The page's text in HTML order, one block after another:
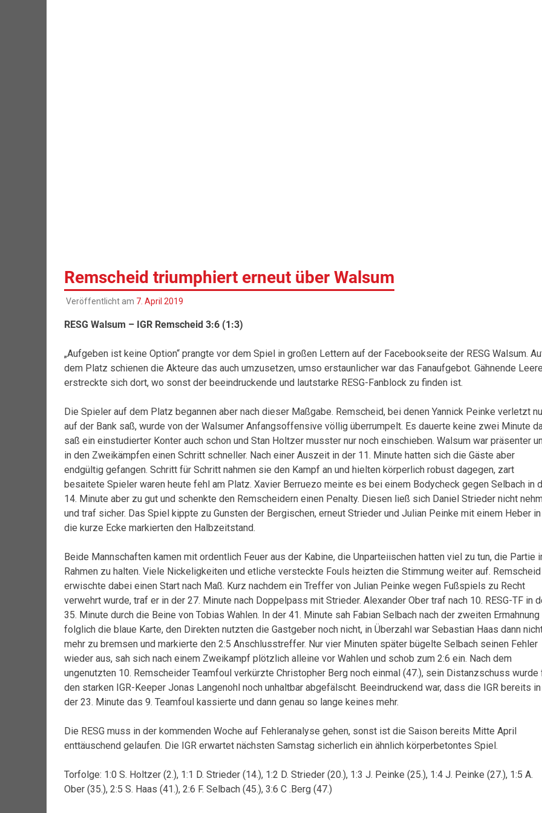
Remscheid triumphiert erneut über Walsum
Veröffentlicht am 7. April 2019
RESG Walsum – IGR Remscheid 3:6 (1:3)
„Aufgeben ist keine Option“ prangte vor dem Spiel in großen Lettern auf der Facebookseite der RESG Walsum.
dem Platz schienen die Akteure das auch umzusetzen, umso erstaunlicher war das Fanaufgebot. Gähnende Leere
erstreckte sich dort, wo sonst der beeindruckende und lautstarke RESG-Fanblock zu finden ist.
Die Spieler auf dem Platz begannen aber nach dieser Maßgabe. Remscheid, bei denen Yannick Peinke verletzt
auf der Bank saß, wurde von der Walsumer Anfangsoffensive völlig überrumpelt. Es dauerte keine zwei Minute
saß ein einstudierter Konter auch schon und Stan Holtzer musster nur noch einschieben. Walsum war präsenter
in den Zweikämpfen einen Schritt schneller. Nach einer Auszeit in der 11. Minute hatten sich die Gäste aber
endgültig gefangen. Schritt für Schritt nahmen sie den Kampf an und hielten körperlich robust dagegen, zart
besaitete Spieler waren heute fehl am Platz. Xavier Berruezo meinte es bei einem Bodycheck gegen Selbach in
14. Minute aber zu gut und schenkte den Remscheidern einen Penalty. Diesen ließ sich Daniel Strieder nicht
und traf sicher. Das Spiel kippte zu Gunsten der Bergischen, erneut Strieder und Julian Peinke mit einem Heber in
die kurze Ecke markierten den Halbzeitstand.
Beide Mannschaften kamen mit ordentlich Feuer aus der Kabine, die Unparteiischen hatten viel zu tun, die Partie
Rahmen zu halten. Viele Nickeligkeiten und etliche versteckte Fouls heizten die Stimmung weiter auf. Remscheid
erwischte dabei einen Start nach Maß. Kurz nachdem ein Treffer von Julian Peinke wegen Fußspiels zu Recht
verwehrt wurde, traf er in der 27. Minute nach Doppelpass mit Strieder. Alexander Ober traf nach 10. RESG-TF in
35. Minute durch die Beine von Tobias Wahlen. In der 41. Minute sah Fabian Selbach nach der zweiten Ermahnung
folglich die blaue Karte, den Direkten nutzten die Gastgeber noch nicht, in Überzahl war Sebastian Haas dann
mehr zu bremsen und markierte den 2:5 Anschlusstreffer. Nur vier Minuten später bügelte Selbach seinen Fehler
wieder aus, sah sich nach einem Zweikampf plötzlich alleine vor Wahlen und schob zum 2:6 ein. Nach dem
ungenutzten 10. Remscheider Teamfoul verkürzte Christopher Berg noch einmal (47.), sein Distanzschuss wurde
den starken IGR-Keeper Jonas Langenohl noch unhaltbar abgefälscht. Beeindruckend war, dass die IGR bereits in
der 23. Minute das 9. Teamfoul kassierte und dann genau so lange keines mehr.
Die RESG muss in der kommenden Woche auf Fehleranalyse gehen, sonst ist die Saison bereits Mitte April
enttäuschend gelaufen. Die IGR erwartet nächsten Samstag sicherlich ein ähnlich körperbetontes Spiel.
Torfolge: 1:0 S. Holtzer (2.), 1:1 D. Strieder (14.), 1:2 D. Strieder (20.), 1:3 J. Peinke (25.), 1:4 J. Peinke (27.), 1:5 A.
Ober (35.), 2:5 S. Haas (41.), 2:6 F. Selbach (45.), 3:6 C .Berg (47.)